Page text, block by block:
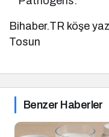
Bihaber.TR köşe
Tosun
Benzer Haberler